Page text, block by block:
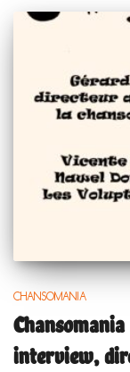
CHANSOMANIA
interview,